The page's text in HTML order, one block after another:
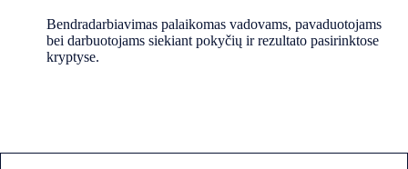
Bendradarbiavimas palaikomas vadovams, pavaduotojams
bei darbuotojams siekiant pokyčių ir rezultato pasirinktose
kryptyse.